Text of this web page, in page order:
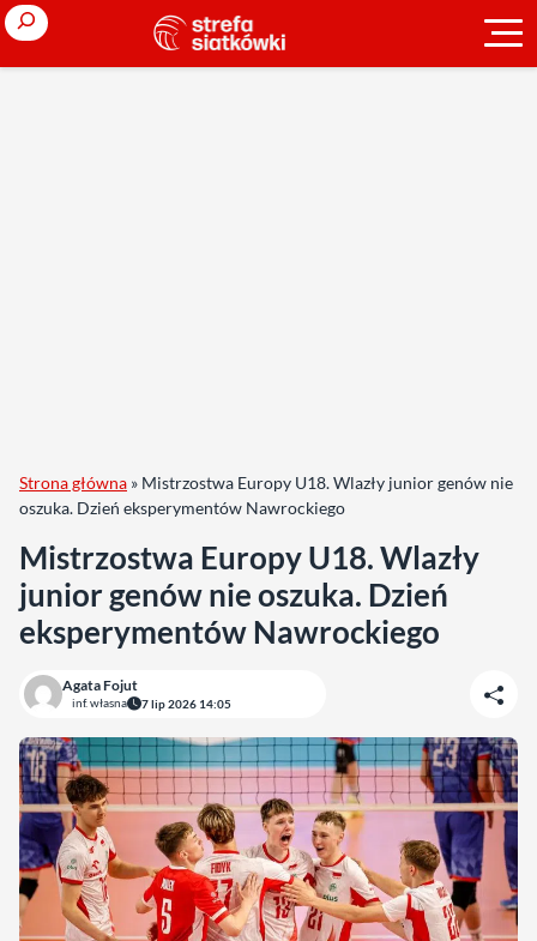
Search
Strona główna » Mistrzostwa Europy U18. Wlazły junior genów nie
oszuka. Dzień eksperymentów Nawrockiego
Mistrzostwa Europy U18. Wlazły
junior genów nie oszuka. Dzień
eksperymentów Nawrockiego
Agata Fojut
inf. własna 7 lip 2026 14:05